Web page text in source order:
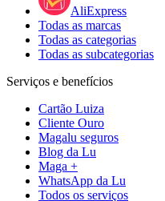
AliExpress
Todas as marcas
Todas as categorias
Todas as subcategorias
Serviços e benefícios
Cartão Luiza
Cliente Ouro
Magalu seguros
Blog da Lu
Maga +
WhatsApp da Lu
Todos os serviços